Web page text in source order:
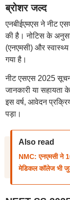
ब्रोशर जल्द
एनबीईएमएस ने नीट
की है। नोटिस के
(एनएमसी) और स्वास्थ्य
गया है।
नीट एसएस 2025
जानकारी या सहायता
इस वर्ष, आवेदन
पड़ा।
Also read
NMC: एनएमसी ने
मेडिकल कॉलेज भी